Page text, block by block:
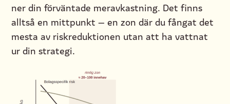
ner din förväntade meravkastning. Det finns
alltså en mittpunkt — en zon där du fångat det
mesta av riskreduktionen utan att ha vattnat
ur din strategi.